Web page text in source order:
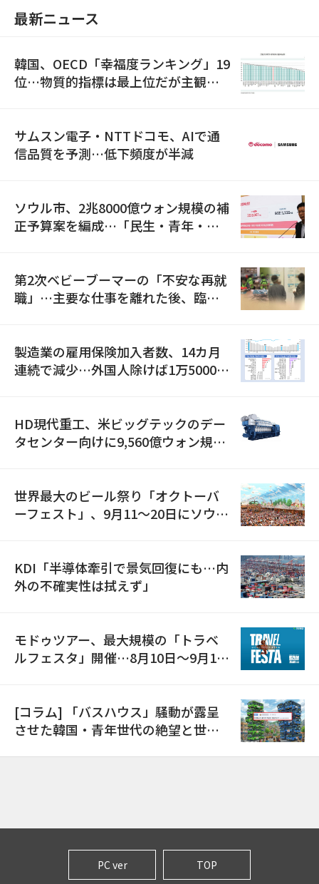
最新ニュース
韓国、OECD「幸福度ランキング」19
位…物質的指標は最上位だが主観的
サムスン電子・NTTドコモ、AIで通
信品質を予測…低下頻度が半減
ソウル市、2兆8000億ウォン規模の補
正予算案を編成…「民生・青年・安
第2次ベビーブーマーの「不安な再就
職」…主要な仕事を離れた後、臨時
製造業の雇用保険加入者数、14カ月
連続で減少…外国人除けば1万5000人
HD現代重工、米ビッグテックのデー
タセンター向けに9,560億ウォン規模
世界最大のビール祭り「オクトーバ
ーフェスト」、9月11〜20日にソウル
KDI「半導体牽引で景気回復にも…内
外の不確実性は拭えず」
モドゥツアー、最大規模の「トラベ
ルフェスタ」開催…8月10日～9月11
[コラム] 「バスハウス」騒動が露呈
させた韓国・青年世代の絶望と世代
PC ver TOP